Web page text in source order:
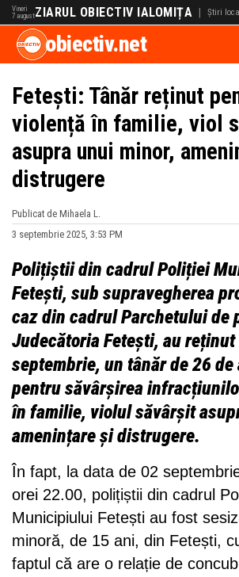
Vineri
7 augustZIARUL OBIECTIV IALOMIȚA | Știri
obiectiv.net
Fetești: Tânăr reținut
violență în familie, viol
asupra unui minor,
distrugere
Publicat de Mihaela L.
3 septembrie 2025, 3:53 PM
Polițiștii din cadrul Poliției
Fetești, sub supravegherea
caz din cadrul Parchetului de
Judecătoria Fetești, au
septembrie, un tânăr de 26
pentru săvârșirea
în familie, violul săvârșit
amenințare și distrugere.
În fapt, la data de 02
orei 22.00, polițiștii din cadrul
Municipiului Fetești au fost
minoră, de 15 ani, din Fetești,
faptul că are o relație de